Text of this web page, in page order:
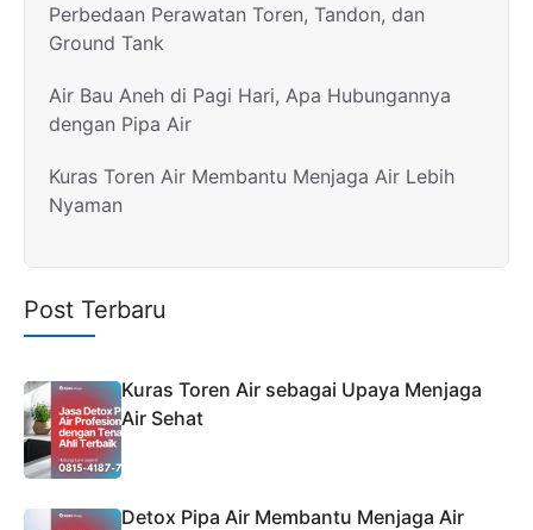
Perbedaan Perawatan Toren, Tandon, dan
Ground Tank
Air Bau Aneh di Pagi Hari, Apa Hubungannya
dengan Pipa Air
Kuras Toren Air Membantu Menjaga Air Lebih
Nyaman
Post Terbaru
Kuras Toren Air sebagai Upaya Menjaga
Air Sehat
Detox Pipa Air Membantu Menjaga Air